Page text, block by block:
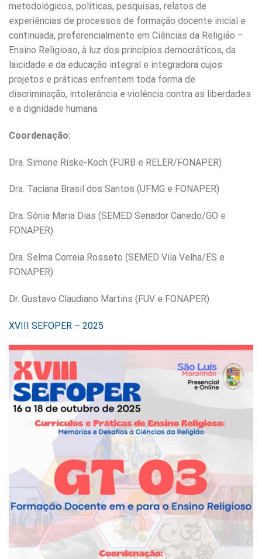
metodológicos, políticas, pesquisas, relatos de
experiências de processos de formação docente inicial e
continuada, preferencialmente em Ciências da Religião –
Ensino Religioso, à luz dos princípios democráticos, da
laicidade e da educação integral e integradora cujos
projetos e práticas enfrentem toda forma de
discriminação, intolerância e violência contra as liberdades
e a dignidade humana.
Coordenação:
Dra. Simone Riske-Koch (FURB e RELER/FONAPER)
Dra. Taciana Brasil dos Santos (UFMG e FONAPER)
Dra. Sônia Maria Dias (SEMED Senador Canedo/GO e
FONAPER)
Dra. Selma Correia Rosseto (SEMED Vila Velha/ES e
FONAPER)
Dr. Gustavo Claudiano Martins (FUV e FONAPER)
XVIII SEFOPER – 2025